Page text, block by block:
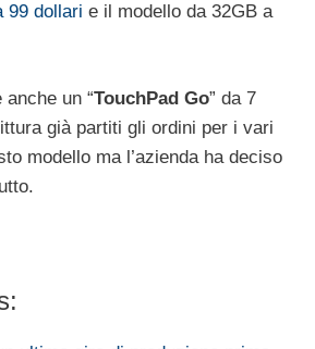
99 dollari e il modello da 32GB a
un “TouchPad Go” da 7
già partiti gli ordini per i vari
modello ma l’azienda ha deciso